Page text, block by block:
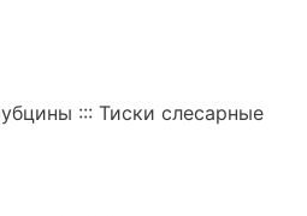
::: Тиски слесарные